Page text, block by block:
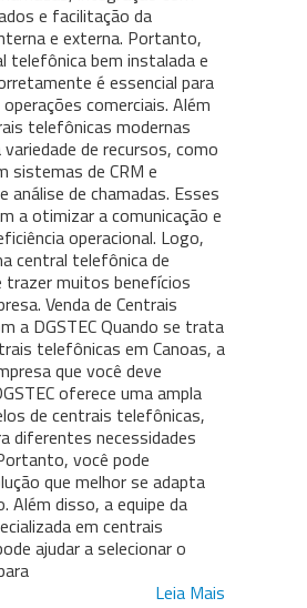
e facilitação da
e externa. Portanto,
telefônica bem instalada e
é essencial para
comerciais. Além
telefônicas modernas
de recursos, como
sistemas de CRM e
análise de chamadas. Esses
a otimizar a comunicação e
operacional. Logo,
central telefônica de
trazer muitos benefícios
Venda de Centrais
a DGSTEC Quando se trata
telefônicas em Canoas, a
que você deve
oferece uma ampla
de centrais telefônicas,
diferentes necessidades
você pode
que melhor se adapta
Além disso, a equipe da
em centrais
ajudar a selecionar o
Leia Mais